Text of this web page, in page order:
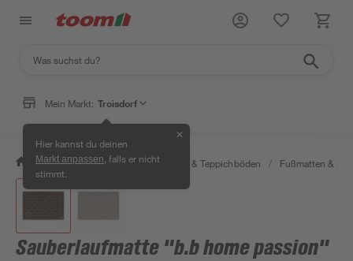
Mein Markt: Troisdorf
Hier kannst du deinen
Markt anpassen , falls er nicht
stimmt.
✕
/ Wohnen & Haushalt / Teppiche & Teppichböden / Fußmatten &
Sauberlaufmatte "b.b home passion"